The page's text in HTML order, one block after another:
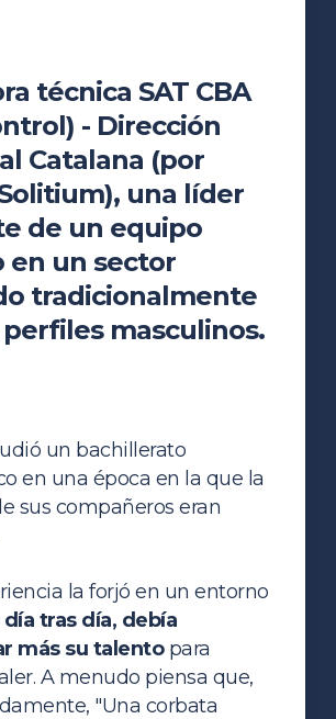
técnica SAT CBA
- Dirección
Catalana (por
una líder
de un equipo
en un sector
tradicionalmente
masculinos.
un bachillerato
en una época en la que la
sus compañeros eran
la forjó en un entorno
día tras día, debía
más su talentopara
A menudo piensa que,
"Una corbata